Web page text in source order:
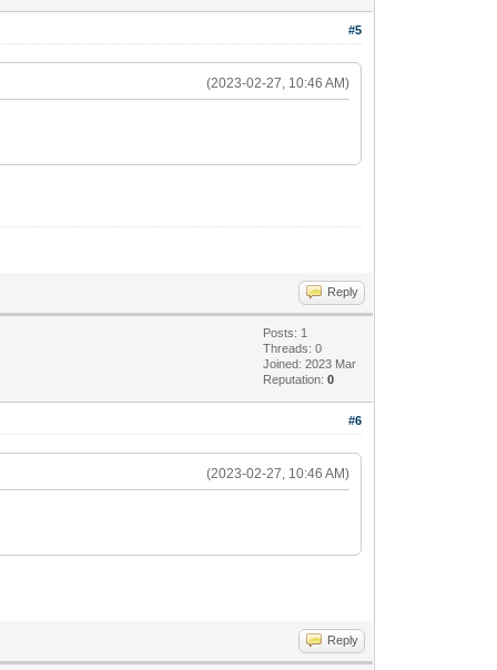
#5
(2023-02-27, 10:46 AM)
Reply
Posts: 1
Threads: 0
Joined: 2023 Mar
Reputation:0
#6
(2023-02-27, 10:46 AM)
Reply